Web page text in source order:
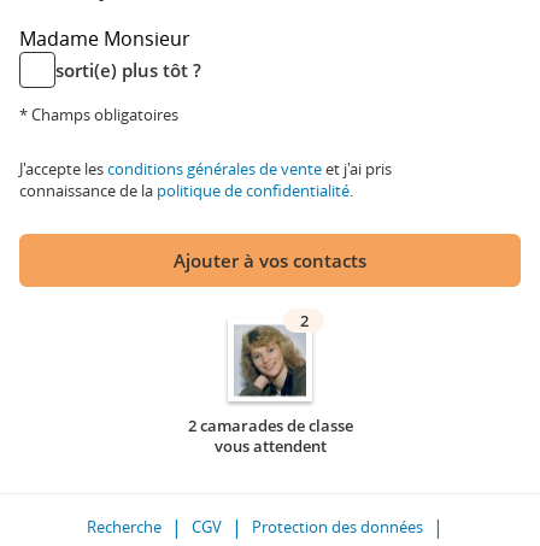
Madame Monsieur
sorti(e) plus tôt ?
* Champs obligatoires
J'accepte lesconditions générales de venteet j'ai pris
connaissance de la politique de confidentialité.
Ajouter à vos contacts
2
2 camarades de classe
vous attendent
Recherche CGV
Protection des données